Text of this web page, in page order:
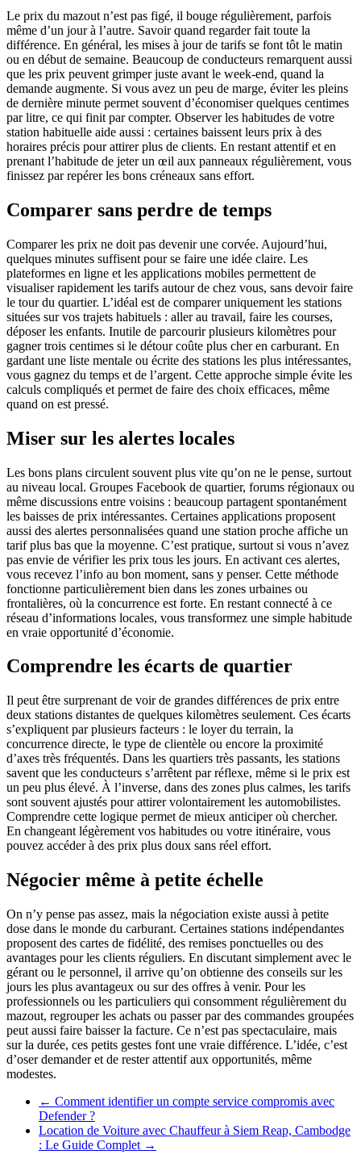
Le prix du mazout n’est pas figé, il bouge régulièrement, parfois
même d’un jour à l’autre. Savoir quand regarder fait toute la
différence. En général, les mises à jour de tarifs se font tôt le matin
ou en début de semaine. Beaucoup de conducteurs remarquent aussi
que les prix peuvent grimper juste avant le week-end, quand la
demande augmente. Si vous avez un peu de marge, éviter les pleins
de dernière minute permet souvent d’économiser quelques centimes
par litre, ce qui finit par compter. Observer les habitudes de votre
station habituelle aide aussi : certaines baissent leurs prix à des
horaires précis pour attirer plus de clients. En restant attentif et en
prenant l’habitude de jeter un œil aux panneaux régulièrement, vous
finissez par repérer les bons créneaux sans effort.
Comparer sans perdre de temps
Comparer les prix ne doit pas devenir une corvée. Aujourd’hui,
quelques minutes suffisent pour se faire une idée claire. Les
plateformes en ligne et les applications mobiles permettent de
visualiser rapidement les tarifs autour de chez vous, sans devoir faire
le tour du quartier. L’idéal est de comparer uniquement les stations
situées sur vos trajets habituels : aller au travail, faire les courses,
déposer les enfants. Inutile de parcourir plusieurs kilomètres pour
gagner trois centimes si le détour coûte plus cher en carburant. En
gardant une liste mentale ou écrite des stations les plus intéressantes,
vous gagnez du temps et de l’argent. Cette approche simple évite les
calculs compliqués et permet de faire des choix efficaces, même
quand on est pressé.
Miser sur les alertes locales
Les bons plans circulent souvent plus vite qu’on ne le pense, surtout
au niveau local. Groupes Facebook de quartier, forums régionaux ou
même discussions entre voisins : beaucoup partagent spontanément
les baisses de prix intéressantes. Certaines applications proposent
aussi des alertes personnalisées quand une station proche affiche un
tarif plus bas que la moyenne. C’est pratique, surtout si vous n’avez
pas envie de vérifier les prix tous les jours. En activant ces alertes,
vous recevez l’info au bon moment, sans y penser. Cette méthode
fonctionne particulièrement bien dans les zones urbaines ou
frontalières, où la concurrence est forte. En restant connecté à ce
réseau d’informations locales, vous transformez une simple habitude
en vraie opportunité d’économie.
Comprendre les écarts de quartier
Il peut être surprenant de voir de grandes différences de prix entre
deux stations distantes de quelques kilomètres seulement. Ces écarts
s’expliquent par plusieurs facteurs : le loyer du terrain, la
concurrence directe, le type de clientèle ou encore la proximité
d’axes très fréquentés. Dans les quartiers très passants, les stations
savent que les conducteurs s’arrêtent par réflexe, même si le prix est
un peu plus élevé. À l’inverse, dans des zones plus calmes, les tarifs
sont souvent ajustés pour attirer volontairement les automobilistes.
Comprendre cette logique permet de mieux anticiper où chercher.
En changeant légèrement vos habitudes ou votre itinéraire, vous
pouvez accéder à des prix plus doux sans réel effort.
Négocier même à petite échelle
On n’y pense pas assez, mais la négociation existe aussi à petite
dose dans le monde du carburant. Certaines stations indépendantes
proposent des cartes de fidélité, des remises ponctuelles ou des
avantages pour les clients réguliers. En discutant simplement avec le
gérant ou le personnel, il arrive qu’on obtienne des conseils sur les
jours les plus avantageux ou sur des offres à venir. Pour les
professionnels ou les particuliers qui consomment régulièrement du
mazout, regrouper les achats ou passer par des commandes groupées
peut aussi faire baisser la facture. Ce n’est pas spectaculaire, mais
sur la durée, ces petits gestes font une vraie différence. L’idée, c’est
d’oser demander et de rester attentif aux opportunités, même
modestes.
← Comment identifier un compte service compromis avec
Defender ?
Location de Voiture avec Chauffeur à Siem Reap, Cambodge
: Le Guide Complet →